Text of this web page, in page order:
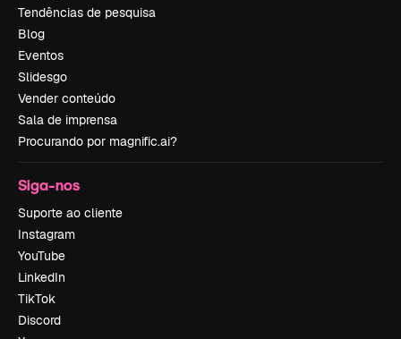
Tendências de pesquisa
Blog
Eventos
Slidesgo
Vender conteúdo
Sala de imprensa
Procurando por magnific.ai?
Siga-nos
Suporte ao cliente
Instagram
YouTube
LinkedIn
TikTok
Discord